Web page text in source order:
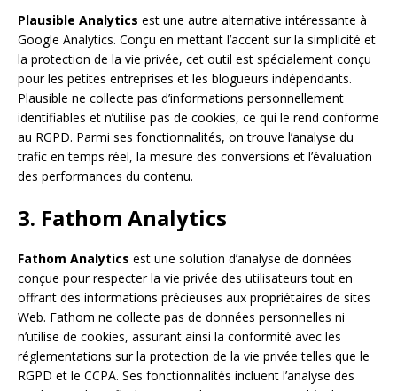
Plausible Analytics est une autre alternative intéressante à
Google Analytics. Conçu en mettant l’accent sur la simplicité et
la protection de la vie privée, cet outil est spécialement conçu
pour les petites entreprises et les blogueurs indépendants.
Plausible ne collecte pas d’informations personnellement
identifiables et n’utilise pas de cookies, ce qui le rend conforme
au RGPD. Parmi ses fonctionnalités, on trouve l’analyse du
trafic en temps réel, la mesure des conversions et l’évaluation
des performances du contenu.
3. Fathom Analytics
Fathom Analytics est une solution d’analyse de données
conçue pour respecter la vie privée des utilisateurs tout en
offrant des informations précieuses aux propriétaires de sites
Web. Fathom ne collecte pas de données personnelles ni
n’utilise de cookies, assurant ainsi la conformité avec les
réglementations sur la protection de la vie privée telles que le
RGPD et le CCPA. Ses fonctionnalités incluent l’analyse des